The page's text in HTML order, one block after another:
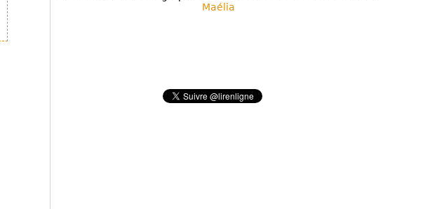
Maélia